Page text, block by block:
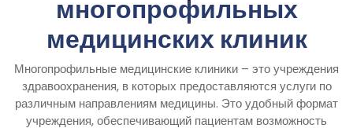
многопрофильных
медицинских клиник
Многопрофильные медицинские клиники – это учреждения
здравоохранения, в которых предоставляются услуги по
различным направлениям медицины. Это удобный формат
учреждения, обеспечивающий пациентам возможность